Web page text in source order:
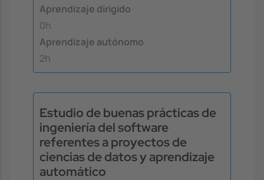
Aprendizaje dirigido
0h
Aprendizaje autónomo
2h
Estudio de buenas prácticas de
ingeniería del software
referentes a proyectos de
ciencias de datos y aprendizaje
automático